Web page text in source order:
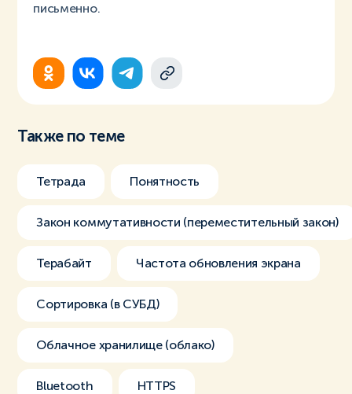
письменно.
Также по теме
Тетрада Понятность
Закон коммутативности (переместительный закон)
Терабайт Частота обновления экрана
Сортировка (в СУБД)
Облачное хранилище (облако)
Bluetooth HTTPS